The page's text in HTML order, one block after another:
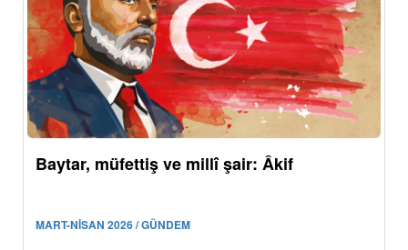
Baytar, müfettiş ve millî şair: Âkif
MART-NİSAN 2026 / GÜNDEM